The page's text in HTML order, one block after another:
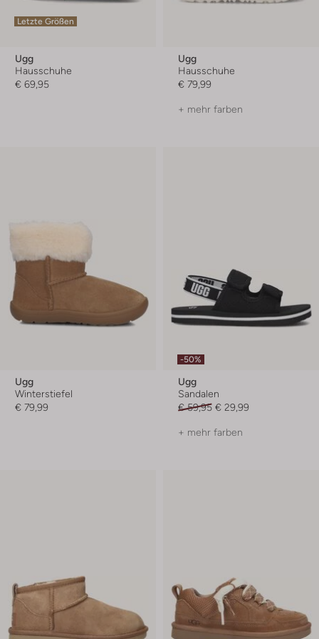
Letzte Größen
Ugg
Hausschuhe
€ 69,95
Ugg
Hausschuhe
€ 79,99
+ mehr farben
Ugg
Winterstiefel
€ 79,99
-50%
Ugg
Sandalen
€ 59,95 € 29,99
+ mehr farben